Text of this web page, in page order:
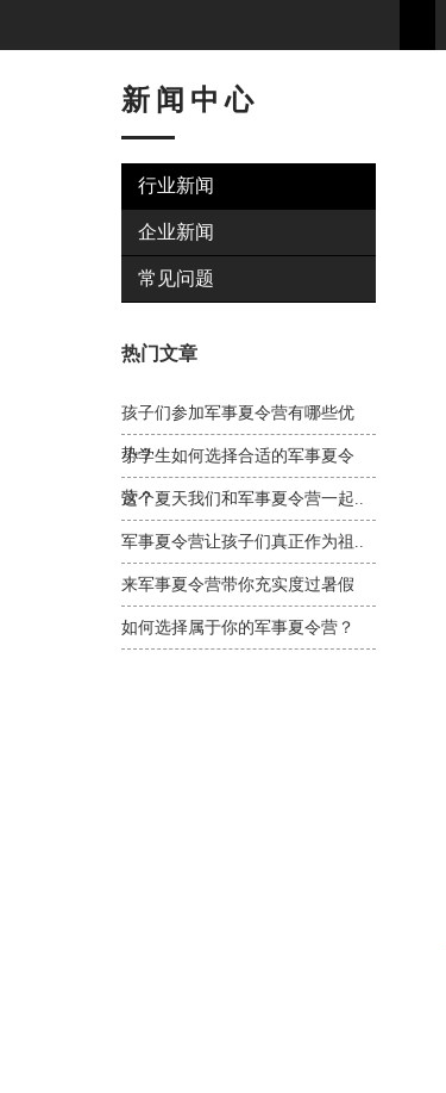
新闻中心
行业新闻
企业新闻
常见问题
热门文章
孩子们参加军事夏令营有哪些优
势？
小学生如何选择合适的军事夏令
营？
这个夏天我们和军事夏令营一起..
军事夏令营让孩子们真正作为祖..
来军事夏令营带你充实度过暑假
如何选择属于你的军事夏令营？